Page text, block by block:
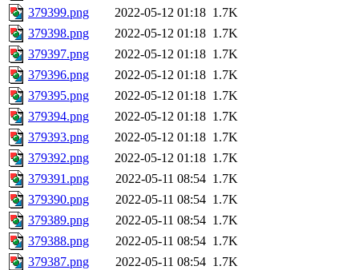
379399.png
2022-05-12 01:18 1.7K
379398.png
2022-05-12 01:18 1.7K
379397.png
2022-05-12 01:18 1.7K
379396.png
2022-05-12 01:18 1.7K
379395.png
2022-05-12 01:18 1.7K
379394.png
2022-05-12 01:18 1.7K
379393.png
2022-05-12 01:18 1.7K
379392.png
2022-05-12 01:18 1.7K
379391.png
2022-05-11 08:54 1.7K
379390.png
2022-05-11 08:54 1.7K
379389.png
2022-05-11 08:54 1.7K
379388.png
2022-05-11 08:54 1.7K
379387.png
2022-05-11 08:54 1.7K